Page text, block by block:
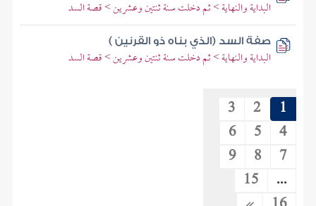
البداية والنهاية > ثم دخلت سنة ثنتين وعشرين > قصة السد
صفة السد (الذي بناه ذو القرنين )
البداية والنهاية > ثم دخلت سنة ثنتين وعشرين > قصة السد
1
2
3
4
5
6
7
8
9
...
15